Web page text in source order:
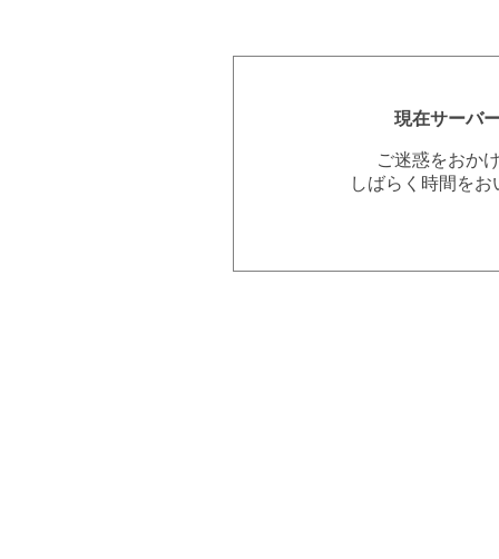
現在サーバ
ご迷惑をおか
しばらく時間を